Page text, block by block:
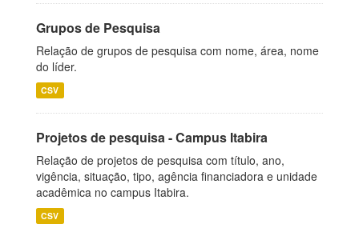
Grupos de Pesquisa
Relação de grupos de pesquisa com nome, área, nome
do líder.
CSV
Projetos de pesquisa - Campus Itabira
Relação de projetos de pesquisa com título, ano,
vigência, situação, tipo, agência financiadora e unidade
acadêmica no campus Itabira.
CSV